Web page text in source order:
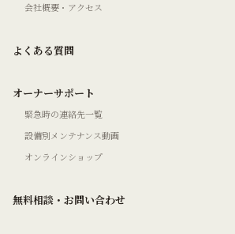
会社概要・アクセス
よくある質問
オーナーサポート
緊急時の連絡先一覧
設備別メンテナンス動画
オンラインショップ
無料相談・お問い合わせ